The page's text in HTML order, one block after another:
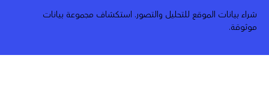
شراء بيانات الموقع للتحليل والتصور. استكشاف مجموعة بيانات
موثوقة.